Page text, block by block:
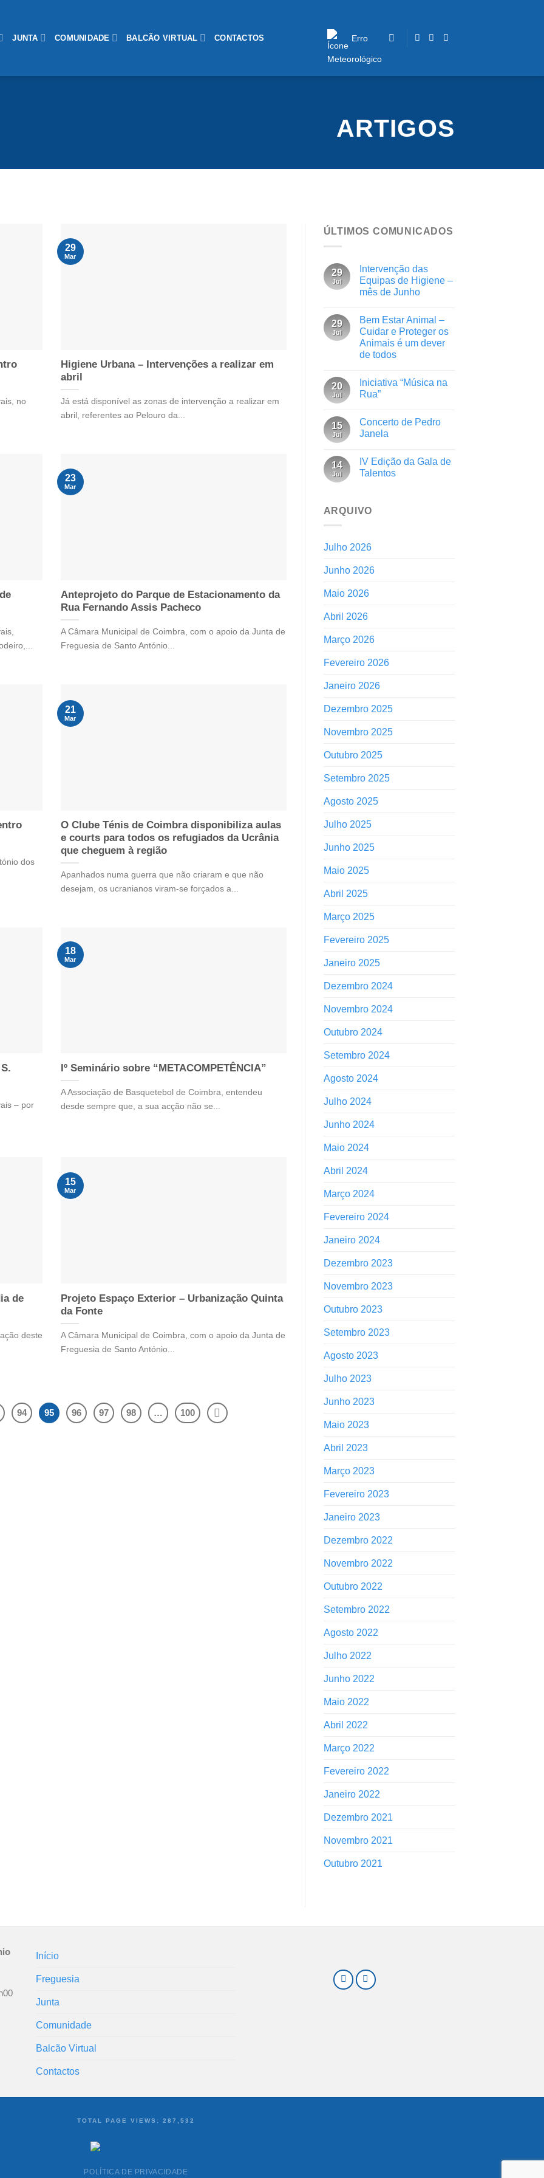
JUNTA COMUNIDADE BALCÃO VIRTUAL CONTACTOS Erro
ARTIGOS
no
Higiene Urbana – Intervenções a realizar em
abril
Já está disponível as zonas de intervenção a realizar em
abril, referentes ao Pelouro da...
29
Mar
Anteprojeto do Parque de Estacionamento da
Rua Fernando Assis Pacheco
A Câmara Municipal de Coimbra, com o apoio da Junta de
Freguesia de Santo António...
23
Mar
dos
O Clube Ténis de Coimbra disponibiliza aulas
e courts para todos os refugiados da Ucrânia
que cheguem à região
Apanhados numa guerra que não criaram e que não
desejam, os ucranianos viram-se forçados a...
21
Mar
– por
Iº Seminário sobre “METACOMPETÊNCIA”
A Associação de Basquetebol de Coimbra, entendeu
desde sempre que, a sua acção não se...
18
Mar
de
deste
Projeto Espaço Exterior – Urbanização Quinta
da Fonte
A Câmara Municipal de Coimbra, com o apoio da Junta de
Freguesia de Santo António...
15
Mar
94 95 96 97 98 … 100
ÚLTIMOS COMUNICADOS
29
Jul
Intervenção das
Equipas de Higiene –
mês de Junho
29
Jul
Bem Estar Animal –
Cuidar e Proteger os
Animais é um dever
de todos
20
Jul
Iniciativa “Música na
Rua”
15
Jul
Concerto de Pedro
Janela
14
Jul
IV Edição da Gala de
Talentos
ARQUIVO
Julho 2026
Junho 2026
Maio 2026
Abril 2026
Março 2026
Fevereiro 2026
Janeiro 2026
Dezembro 2025
Novembro 2025
Outubro 2025
Setembro 2025
Agosto 2025
Julho 2025
Junho 2025
Maio 2025
Abril 2025
Março 2025
Fevereiro 2025
Janeiro 2025
Dezembro 2024
Novembro 2024
Outubro 2024
Setembro 2024
Agosto 2024
Julho 2024
Junho 2024
Maio 2024
Abril 2024
Março 2024
Fevereiro 2024
Janeiro 2024
Dezembro 2023
Novembro 2023
Outubro 2023
Setembro 2023
Agosto 2023
Julho 2023
Junho 2023
Maio 2023
Abril 2023
Março 2023
Fevereiro 2023
Janeiro 2023
Dezembro 2022
Novembro 2022
Outubro 2022
Setembro 2022
Agosto 2022
Julho 2022
Junho 2022
Maio 2022
Abril 2022
Março 2022
Fevereiro 2022
Janeiro 2022
Dezembro 2021
Novembro 2021
Outubro 2021
Início
Freguesia
Junta
Comunidade
Balcão Virtual
Contactos
TOTAL PAGE VIEWS: 287,532
POLÍTICA DE PRIVACIDADE